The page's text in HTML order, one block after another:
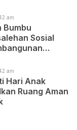
am
Bumbu
Sosial
am
Hari Anak
Ruang Aman